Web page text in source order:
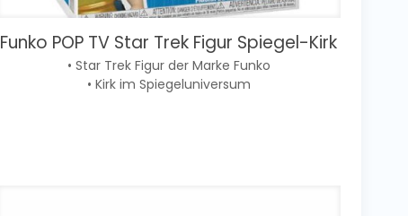
Funko POP TV Star Trek Figur Spiegel-Kirk
• Star Trek Figur der Marke Funko
• Kirk im Spiegeluniversum